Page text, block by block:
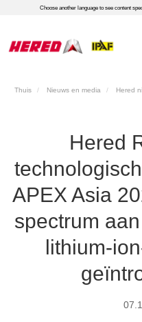
Choose another language to see content
Thuis Nieuws en media Hered
Hered
APEX Asia
spectrum
lithium-